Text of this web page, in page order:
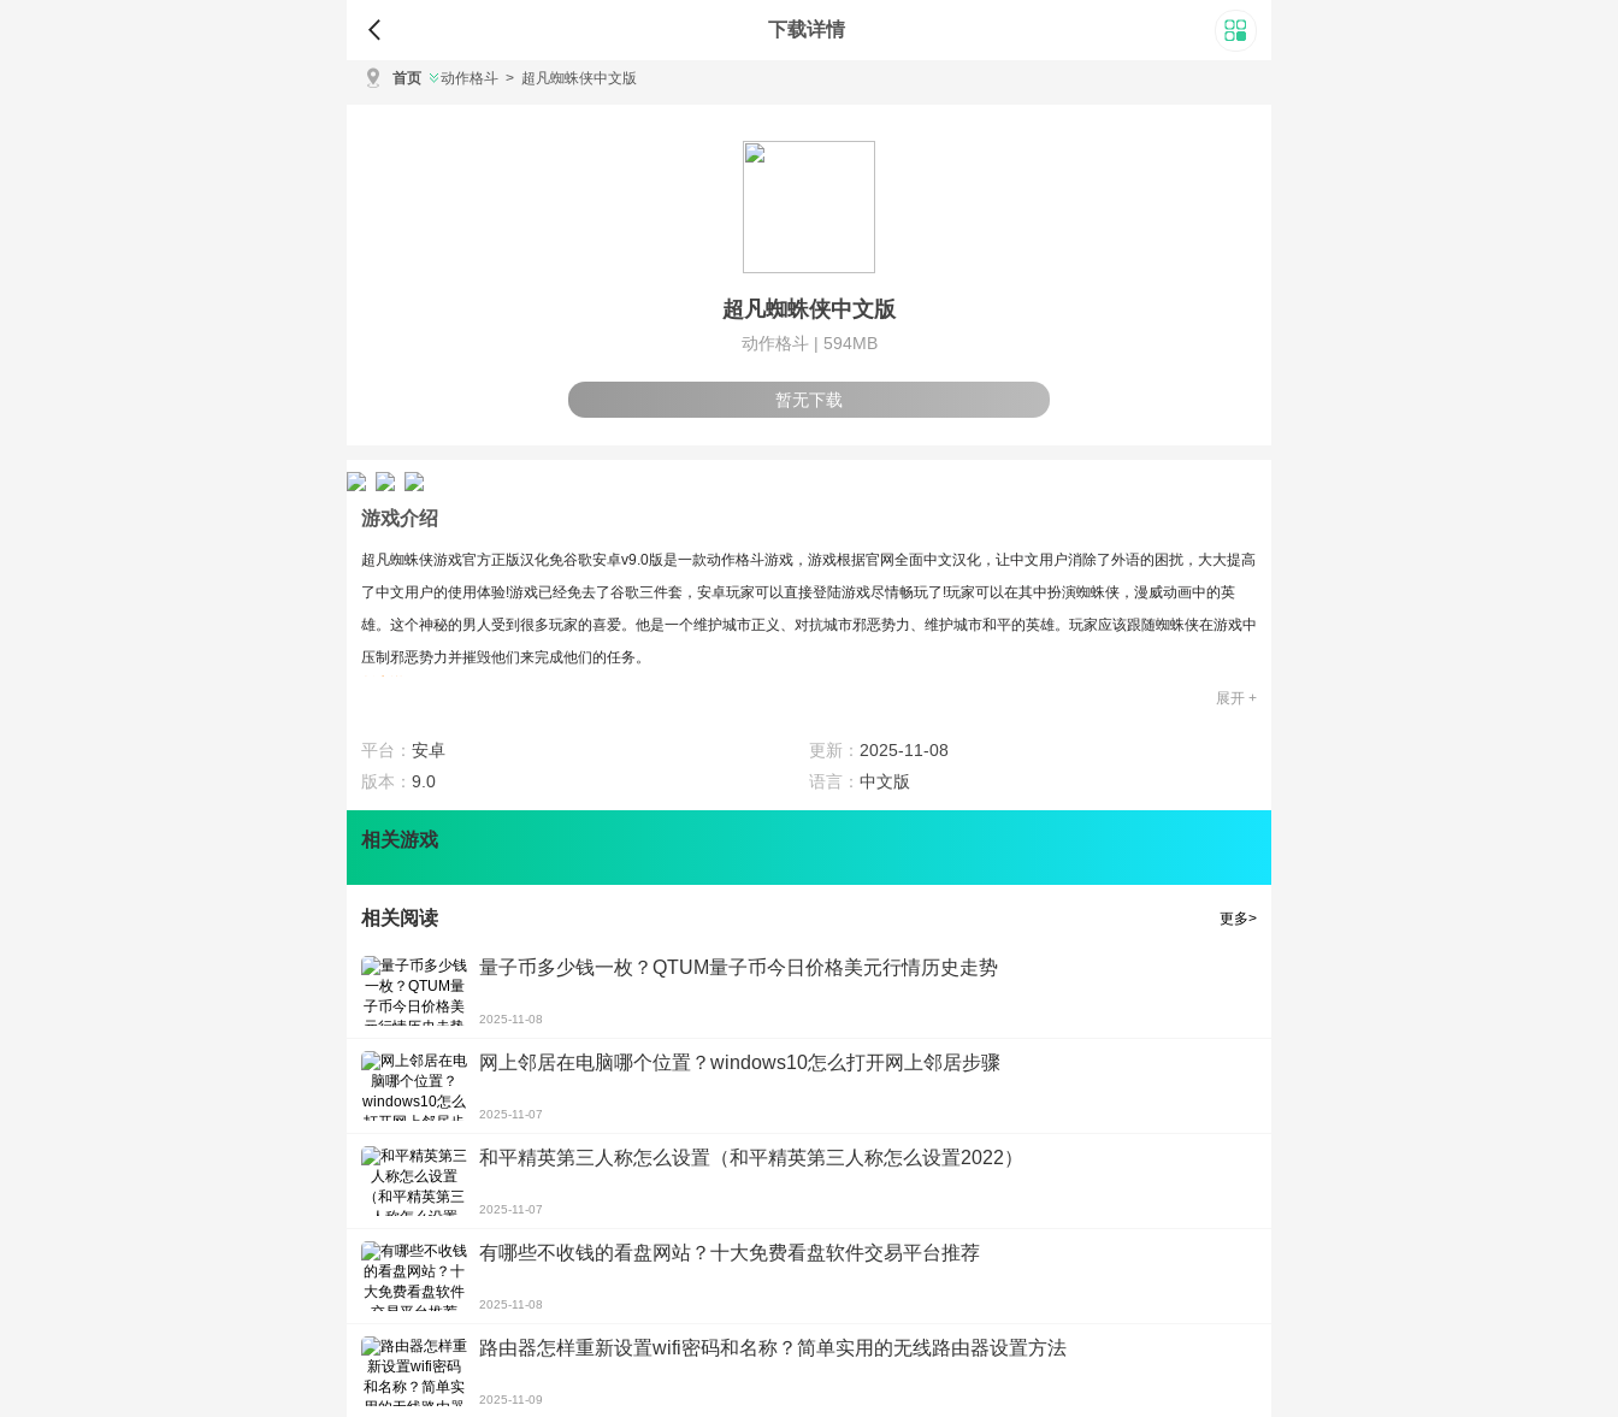
下载详情
首页 动作格斗 > 超凡蜘蛛侠中文版
超凡蜘蛛侠中文版
动作格斗 | 594MB
暂无下载
游戏介绍
超凡蜘蛛侠游戏官方正版汉化免谷歌安卓v9.0版是一款动作格斗游戏，游戏根据官网全面中文汉化，让中文用户消除了外语的困扰，大大提高
了中文用户的使用体验!游戏已经免去了谷歌三件套，安卓玩家可以直接登陆游戏尽情畅玩了!玩家可以在其中扮演蜘蛛侠，漫威动画中的英
雄。这个神秘的男人受到很多玩家的喜爱。他是一个维护城市正义、对抗城市邪恶势力、维护城市和平的英雄。玩家应该跟随蜘蛛侠在游戏中
压制邪恶势力并摧毁他们来完成他们的任务。
2、游戏已经免去了谷歌三件套，安卓玩家可以直接登陆游戏尽情畅玩了!
游戏特色
2、游戏中的情节任务再现经典电影情节，让玩家在游戏任务中感受经典魅力;
游戏攻略
1、玩家在他们的背包里有数百套不同的套装，通过创造角色扮演蜘蛛侠。
3、玩家可以通过完成相应的任务获得金币，并且可以通过升级提高蜘蛛侠的战斗力。
游戏评测
的主题印象深刻;这个游戏有一种操作感。玩家用蜘蛛侠的技能键飞过屋檐，爬上墙壁，用攻击键战斗。
展开 +
平台： 安卓 更新： 2025-11-08
版本： 9.0 语言： 中文版
相关游戏
相关阅读 更多>
量子币多少钱一枚？QTUM量子币今日价格美元行情历史走势
2025-11-08
网上邻居在电脑哪个位置？windows10怎么打开网上邻居步骤
2025-11-07
和平精英第三人称怎么设置（和平精英第三人称怎么设置2022）
2025-11-07
有哪些不收钱的看盘网站？十大免费看盘软件交易平台推荐
2025-11-08
路由器怎样重新设置wifi密码和名称？简单实用的无线路由器设置方法
2025-11-09